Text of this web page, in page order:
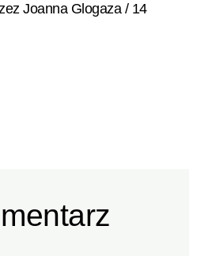
Joanna Glogaza / 14